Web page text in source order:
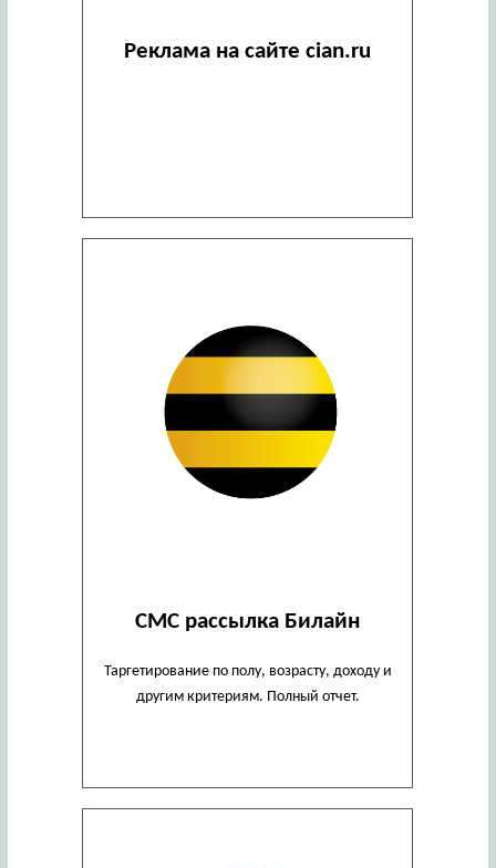
Реклама на сайте cian.ru
СМС рассылка Билайн
Таргетирование по полу, возрасту, доходу и
другим критериям. Полный отчет.